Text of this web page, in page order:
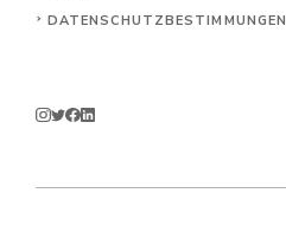
DATENSCHUTZBESTIMMUNGEN